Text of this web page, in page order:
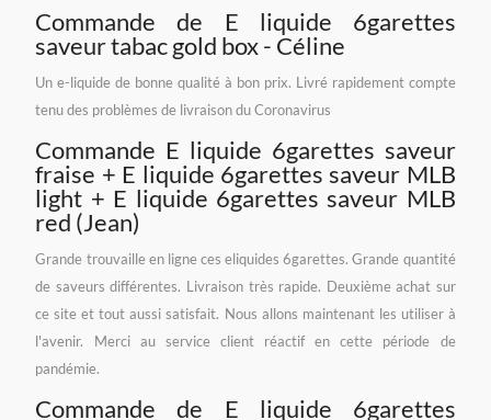
Commande de E liquide 6garettes
saveur tabac gold box - Céline
Un e-liquide de bonne qualité à bon prix. Livré rapidement compte
tenu des problèmes de livraison du Coronavirus
Commande E liquide 6garettes saveur
fraise + E liquide 6garettes saveur MLB
light + E liquide 6garettes saveur MLB
red (Jean)
Grande trouvaille en ligne ces eliquides 6garettes. Grande quantité
de saveurs différentes. Livraison très rapide. Deuxième achat sur
ce site et tout aussi satisfait. Nous allons maintenant les utiliser à
l'avenir. Merci au service client réactif en cette période de
pandémie.
Commande de E liquide 6garettes